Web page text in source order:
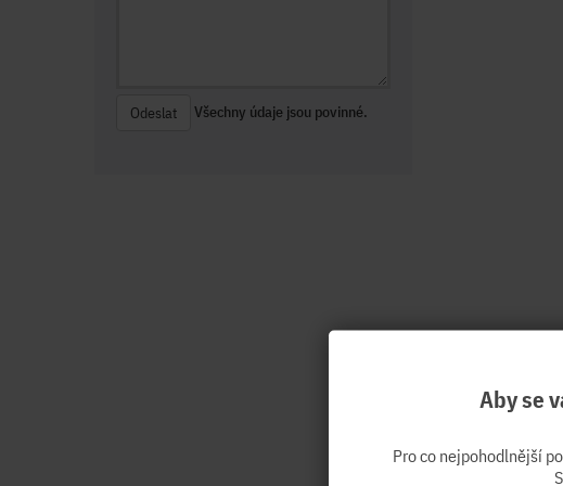
Odeslat Všechny údaje jsou povinné.
Aby se
Pro co nejpohodlnější